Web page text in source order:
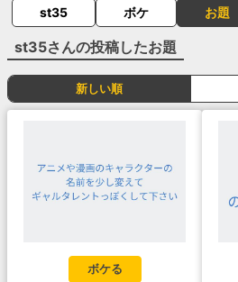
st35 ボケ お題
st35さんの投稿したお題
新しい順
ボケる